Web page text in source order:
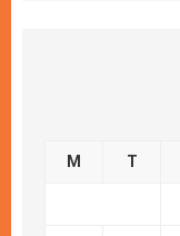
M T